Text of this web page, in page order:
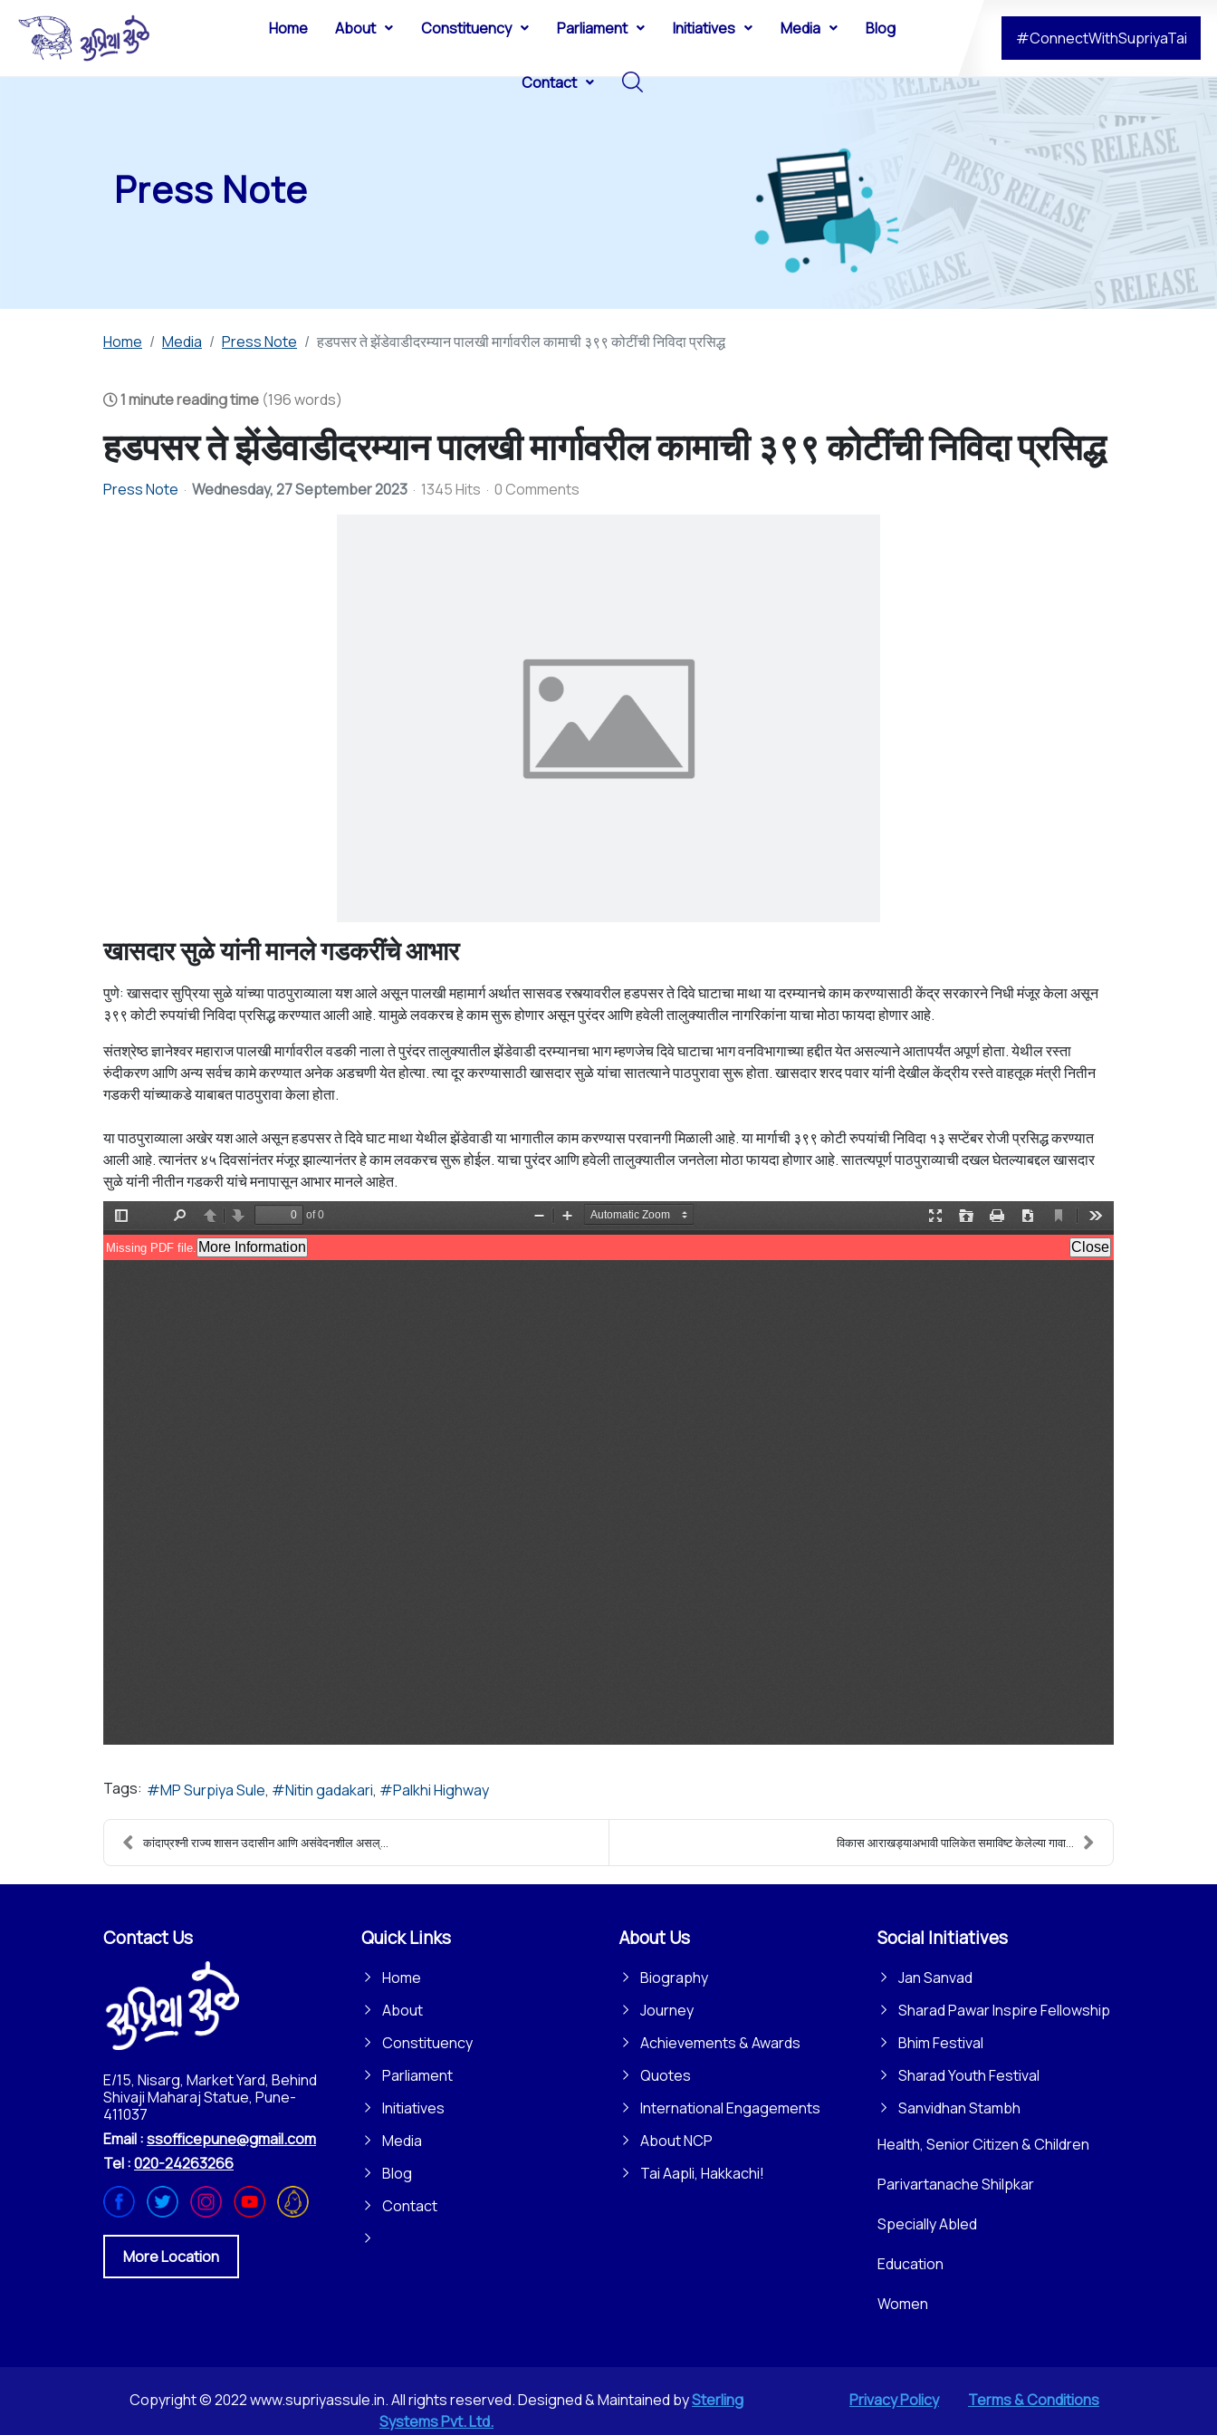
Home About Constituency Parliament Initiatives Media Blog
Contact
#ConnectWithSupriyaTai
Press Note
Home Media Press Note हडपसर ते झेंडेवाडीदरम्यान पालखी मार्गावरील कामाची ३९९ कोटींची निविदा प्रसिद्ध
1 minute reading time (196 words)
हडपसर ते झेंडेवाडीदरम्यान पालखी मार्गावरील कामाची ३९९ कोटींची निविदा प्रसिद्ध
Press Note Wednesday, 27 September 2023 1345 Hits 0 Comments
खासदार सुळे यांनी मानले गडकरींचे आभार
पुणे: खासदार सुप्रिया सुळे यांच्या पाठपुराव्याला यश आले असून पालखी महामार्ग अर्थात सासवड रस्त्यावरील हडपसर ते दिवे घाटाचा माथा या दरम्यानचे काम करण्यासाठी केंद्र सरकारने निधी मंजूर केला असून
३९९ कोटी रुपयांची निविदा प्रसिद्ध करण्यात आली आहे. यामुळे लवकरच हे काम सुरू होणार असून पुरंदर आणि हवेली तालुक्यातील नागरिकांना याचा मोठा फायदा होणार आहे.
संतश्रेष्ठ ज्ञानेश्वर महाराज पालखी मार्गावरील वडकी नाला ते पुरंदर तालुक्यातील झेंडेवाडी दरम्यानचा भाग म्हणजेच दिवे घाटाचा भाग वनविभागाच्या हद्दीत येत असल्याने आतापर्यंत अपूर्ण होता. येथील रस्ता
रुंदीकरण आणि अन्य सर्वच कामे करण्यात अनेक अडचणी येत होत्या. त्या दूर करण्यासाठी खासदार सुळे यांचा सातत्याने पाठपुरावा सुरू होता. खासदार शरद पवार यांनी देखील केंद्रीय रस्ते वाहतूक मंत्री नितीन
गडकरी यांच्याकडे याबाबत पाठपुरावा केला होता.
या पाठपुराव्याला अखेर यश आले असून हडपसर ते दिवे घाट माथा येथील झेंडेवाडी या भागातील काम करण्यास परवानगी मिळाली आहे. या मार्गाची ३९९ कोटी रुपयांची निविदा १३ सप्टेंबर रोजी प्रसिद्ध करण्यात
आली आहे. त्यानंतर ४५ दिवसांनंतर मंजूर झाल्यानंतर हे काम लवकरच सुरू होईल. याचा पुरंदर आणि हवेली तालुक्यातील जनतेला मोठा फायदा होणार आहे. सातत्यपूर्ण पाठपुराव्याची दखल घेतल्याबद्दल खासदार
सुळे यांनी नीतीन गडकरी यांचे मनापासून आभार मानले आहेत.
Tags: MP Surpiya Sule Nitin gadakari Palkhi Highway
कांदाप्रश्नी राज्य शासन उदासीन आणि असंवेदनशील असल्... विकास आराखड्याअभावी पालिकेत समाविष्ट केलेल्या गावा...
Contact Us
E/15, Nisarg, Market Yard, Behind
Shivaji Maharaj Statue, Pune-
411037
Email :ssofficepune@gmail.com
Tel :020-24263266
More Location
Quick Links
Home
About
Constituency
Parliament
Initiatives
Media
Blog
Contact
About Us
Biography
Journey
Achievements & Awards
Quotes
International Engagements
About NCP
Tai Aapli, Hakkachi!
Social Initiatives
Jan Sanvad
Sharad Pawar Inspire Fellowship
Bhim Festival
Sharad Youth Festival
Sanvidhan Stambh
Health, Senior Citizen & Children
Parivartanache Shilpkar
Specially Abled
Education
Women
Copyright © 2022 www.supriyassule.in. All rights reserved. Designed & Maintained bySterling
Systems Pvt. Ltd.
Privacy Policy Terms & Conditions